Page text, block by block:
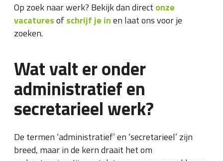
Op zoek naar werk? Bekijk dan direct onze
vacaturesofschrijf je inen laat ons voor je
zoeken.
Wat valt er onder
administratief en
secretarieel werk?
De termen ‘administratief’ en ‘secretarieel’ zijn
breed, maar in de kern draait het om